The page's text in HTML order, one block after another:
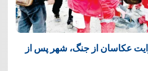
عکاسان از جنگ، شهر پس از